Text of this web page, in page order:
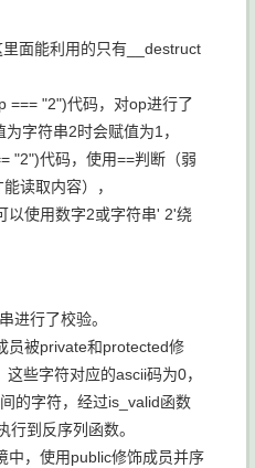
面能利用的只有__destruct
=== "2")代码，对op进行了
字符串2时会赋值为1，
"2")代码，使用==判断（弱
读取内容），
以使用数字2或字符串' 2'绕
进行了校验。
员被private和protected修
些字符对应的ascii码为0，
的字符，经过is_valid函数
行到反序列函数。
中，使用public修饰成员并序